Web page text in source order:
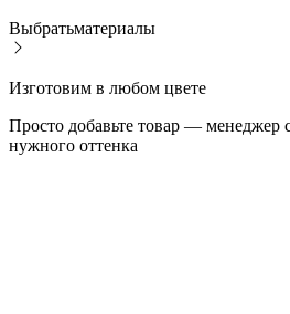
Выбратьматериалы
Изготовим в любом цвете
Просто добавьте товар — менеджер
нужного оттенка